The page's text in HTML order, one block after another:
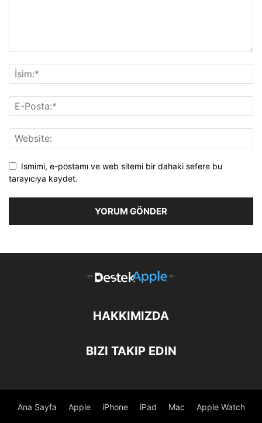
Ismimi, e-postamı ve web sitemi bir dahaki sefere bu
tarayıcıya kaydet.
HAKKIMIZDA
BIZI TAKIP EDIN
Ana Sayfa Apple iPhone iPad Mac Apple Watch